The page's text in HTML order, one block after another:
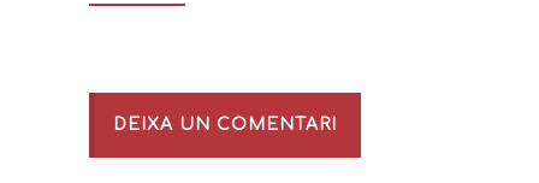
DEIXA UN COMENTARI